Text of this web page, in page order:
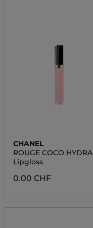
CHANEL
ROUGE COCO HYDRA
GLOSS
Lipgloss
0.00 CHF